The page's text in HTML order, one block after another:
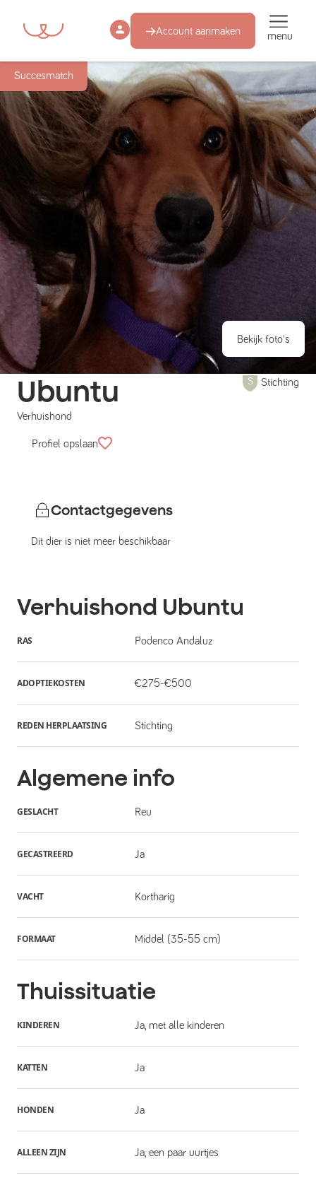
Account aanmaken menu
Succesmatch
Bekijk foto's
Ubuntu
Verhuishond
Stichting
Profiel opslaan
Contactgegevens
Dit dier is niet meer beschikbaar
Verhuishond Ubuntu
RAS Podenco Andaluz
ADOPTIEKOSTEN €275-€500
REDEN HERPLAATSING Stichting
Algemene info
GESLACHT Reu
GECASTREERD Ja
VACHT Kortharig
FORMAAT Middel (35-55 cm)
Thuissituatie
KINDEREN Ja, met alle kinderen
KATTEN Ja
HONDEN Ja
ALLEEN ZIJN Ja, een paar uurtjes